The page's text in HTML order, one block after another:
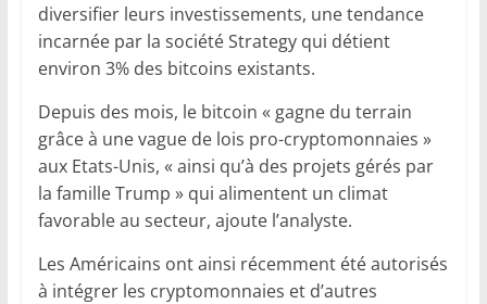
diversifier leurs investissements, une tendance
incarnée par la société Strategy qui détient
environ 3% des bitcoins existants.
Depuis des mois, le bitcoin « gagne du terrain
grâce à une vague de lois pro-cryptomonnaies »
aux Etats-Unis, « ainsi qu’à des projets gérés par
la famille Trump » qui alimentent un climat
favorable au secteur, ajoute l’analyste.
Les Américains ont ainsi récemment été autorisés
à intégrer les cryptomonnaies et d’autres